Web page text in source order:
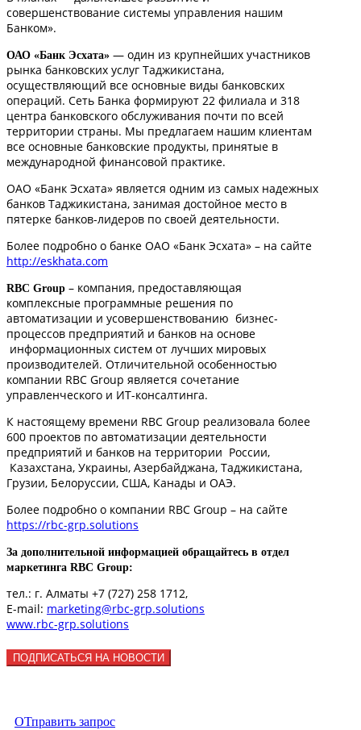
совершенствование системы управления нашим
Банком».
ОАО «Банк Эсхата» — один из крупнейших участников
рынка банковских услуг Таджикистана,
осуществляющий все основные виды банковских
операций. Сеть Банка формируют 22 филиала и 318
центра банковского обслуживания почти по всей
территории страны. Мы предлагаем нашим клиентам
все основные банковские продукты, принятые в
международной финансовой практике.
ОАО «Банк Эсхата» является одним из самых надежных
банков Таджикистана, занимая достойное место в
пятерке банков-лидеров по своей деятельности.
Более подробно о банке ОАО «Банк Эсхата» – на сайте
http://eskhata.com
RBC Group – компания, предоставляющая
комплексные программные решения по
автоматизации и усовершенствованию бизнес-
процессов предприятий и банков на основе
информационных систем от лучших мировых
производителей. Отличительной особенностью
компании RBC Group является сочетание
управленческого и ИТ-консалтинга.
К настоящему времени RBC Group реализовала более
600 проектов по автоматизации деятельности
предприятий и банков на территории России,
Казахстана, Украины, Азербайджана, Таджикистана,
Грузии, Белоруссии, США, Канады и ОАЭ.
Более подробно о компании RBC Group – на сайте
https://rbc-grp.solutions
За дополнительной информацией обращайтесь в отдел
маркетинга RBC Group:
тел.: г. Алматы +7 (727) 258 1712,
Е-mail: marketing@rbc-grp.solutions
www.rbc-grp.solutions
ПОДПИСАТЬСЯ НА НОВОСТИ
ОТправить запрос